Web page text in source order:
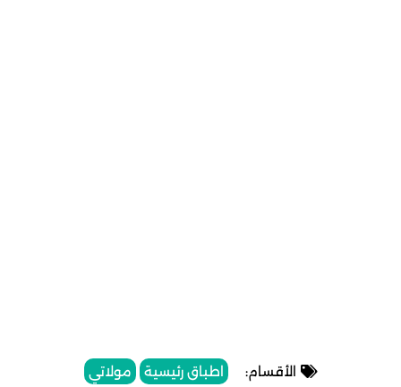
الأقسام: اطباق رئيسية مولاتي